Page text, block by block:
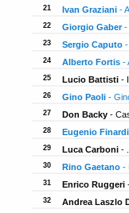
21 Ivan Graziani -
22 Giorgio Gaber-
23 Sergio Caputo
24 Alberto Fortis -
25 Lucio Battisti -
26 Gino Paoli -
27 Don Backy -
28 Eugenio Finardi
29 Luca Carboni -
30 Rino Gaetano -
31 Enrico Ruggeri
32 Andrea Laszlo